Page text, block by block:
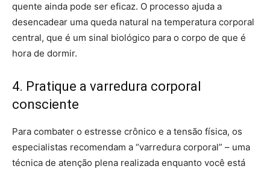
quente ainda pode ser eficaz. O processo ajuda a
desencadear uma queda natural na temperatura corporal
central, que é um sinal biológico para o corpo de que é
hora de dormir.
4. Pratique a varredura corporal
consciente
Para combater o estresse crônico e a tensão física, os
especialistas recomendam a “varredura corporal” – uma
técnica de atenção plena realizada enquanto você está